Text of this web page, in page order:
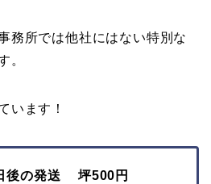
務所では他社にはない特別な
。
います！
後の発送 坪500円